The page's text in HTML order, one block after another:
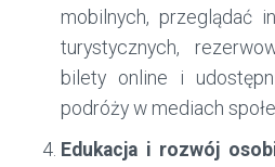
mobilnych, przeglądać
turystycznych,
bilety online i
podróży w mediach
Edukacja i rozwój